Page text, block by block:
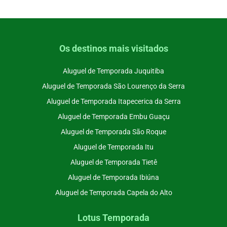
Os destinos mais visitados
Aluguel de Temporada Juquitiba
Aluguel de Temporada São Lourenço da Serra
Aluguel de Temporada Itapecerica da Serra
Aluguel de Temporada Embu Guaçu
Aluguel de Temporada São Roque
Aluguel de Temporada Itu
Aluguel de Temporada Tietê
Aluguel de Temporada Ibiúna
Aluguel de Temporada Capela do Alto
Lotus Temporada